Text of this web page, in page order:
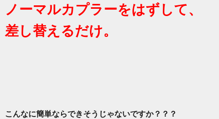
ノーマルカプラーをはずして、
差し替えるだけ。
こんなに簡単ならできそうじゃないですか？？？